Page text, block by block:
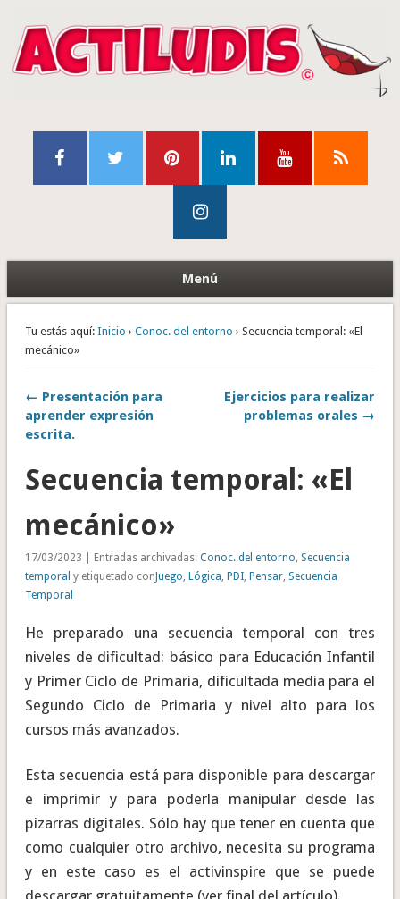
Menú
Tu estás aquí: Inicio › Conoc. del entorno › Secuencia temporal: «El
mecánico»
← Presentación para
aprender expresión
escrita.
Ejercicios para realizar
problemas orales →
Secuencia temporal: «El
mecánico»
17/03/2023 | Entradas archivadas: Conoc. del entorno, Secuencia
temporal y etiquetado con Juego, Lógica, PDI, Pensar, Secuencia
Temporal
He preparado una secuencia temporal con tres
niveles de dificultad: básico para Educación Infantil
y Primer Ciclo de Primaria, dificultada media para el
Segundo Ciclo de Primaria y nivel alto para los
cursos más avanzados.
Esta secuencia está para disponible para descargar
e imprimir y para poderla manipular desde las
pizarras digitales. Sólo hay que tener en cuenta que
como cualquier otro archivo, necesita su programa
y en este caso es el activinspire que se puede